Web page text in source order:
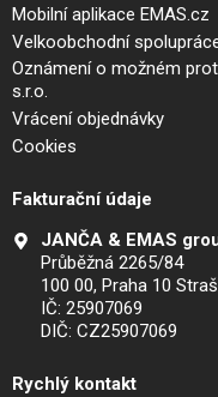
Mobilní aplikace EMAS.cz
Velkoobchodní
Oznámení o možném
s.r.o.
Vrácení objednávky
Cookies
Fakturační údaje
JANČA & EMAS
Průběžná 2265/84
100 00, Praha 10
IČ: 25907069
DIČ: CZ25907069
Rychlý kontakt